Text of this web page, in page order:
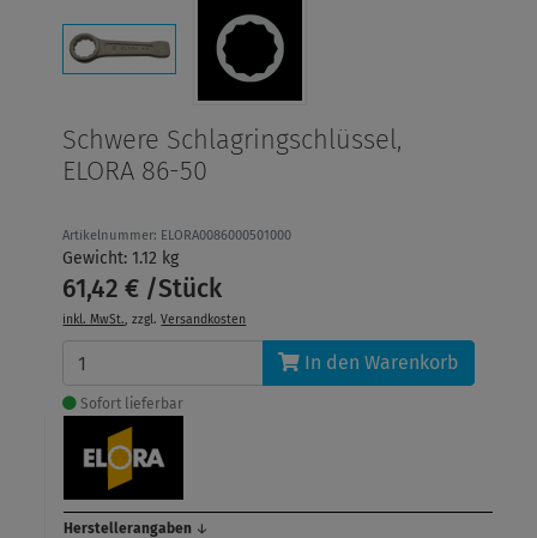
Schwere Schlagringschlüssel,
ELORA 86-50
Artikelnummer: ELORA0086000501000
Gewicht: 1.12 kg
61,42 € /Stück
inkl. MwSt., zzgl.Versandkosten
In den Warenkorb
Sofort lieferbar
Herstellerangaben ↓